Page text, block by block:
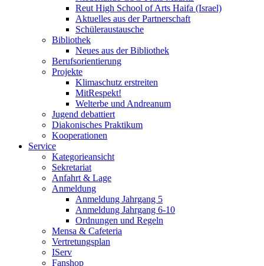
Reut High School of Arts Haifa (Israel)
Aktuelles aus der Partnerschaft
Schüleraustausche
Bibliothek
Neues aus der Bibliothek
Berufsorientierung
Projekte
Klimaschutz erstreiten
MitRespekt!
Welterbe und Andreanum
Jugend debattiert
Diakonisches Praktikum
Kooperationen
Service
Kategorieansicht
Sekretariat
Anfahrt & Lage
Anmeldung
Anmeldung Jahrgang 5
Anmeldung Jahrgang 6-10
Ordnungen und Regeln
Mensa & Cafeteria
Vertretungsplan
IServ
Fanshop